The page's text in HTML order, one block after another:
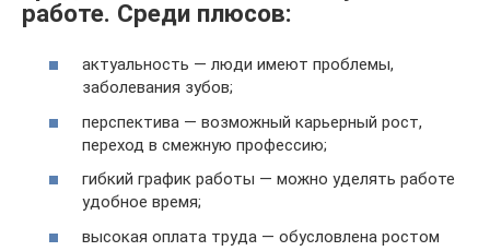
работе. Среди плюсов:
актуальность — люди имеют проблемы,
заболевания зубов;
перспектива — возможный карьерный рост,
переход в смежную профессию;
гибкий график работы — можно уделять работе
удобное время;
высокая оплата труда — обусловлена ростом